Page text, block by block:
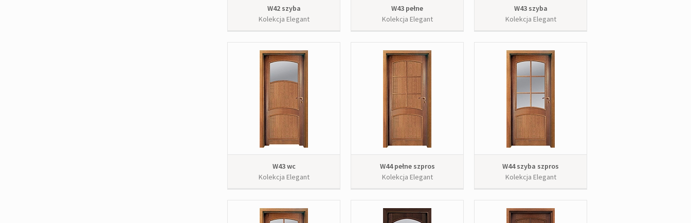
W42 szyba
Kolekcja Elegant
W43 pełne
Kolekcja Elegant
W43 szyba
Kolekcja Elegant
W43 wc
Kolekcja Elegant
W44 pełne szpros
Kolekcja Elegant
W44 szyba szpros
Kolekcja Elegant